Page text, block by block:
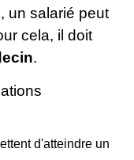
un salarié peut
cela, il doit
.
d'atteindre un